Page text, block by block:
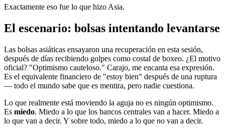
Exactamente eso fue lo que hizo Asia.
El escenario: bolsas intentando levantarse
Las bolsas asiáticas ensayaron una recuperación en esta sesión,
después de días recibiendo golpes como costal de boxeo. ¿El motivo
oficial? "Optimismo cauteloso." Carajo, me encanta esa expresión.
Es el equivalente financiero de "estoy bien" después de una ruptura
— todo el mundo sabe que es mentira, pero nadie cuestiona.
Lo que realmente está moviendo la aguja no es ningún optimismo.
Es miedo. Miedo a lo que los bancos centrales van a hacer. Miedo a
lo que van a decir. Y sobre todo, miedo a lo que no van a decir.